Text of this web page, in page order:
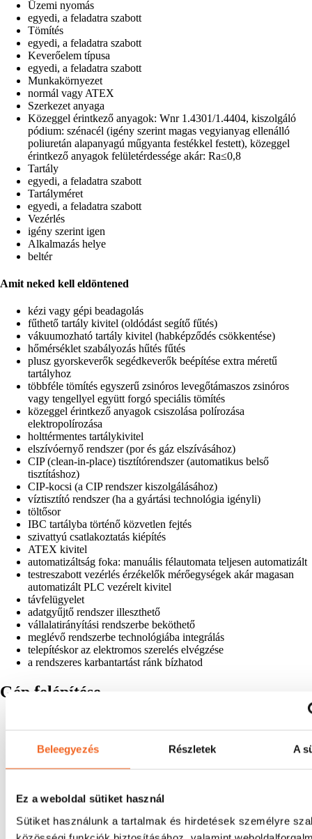
Beleegyezés Részletek A
Ez a weboldal sütiket használ
Sütiket használunk a tartalmak és hirdetések személyre
Üzemi nyomás
egyedi, a feladatra szabott
Tömítés
egyedi, a feladatra szabott
Keverőelem típusa
egyedi, a feladatra szabott
Munkakörnyezet
normál vagy ATEX
Szerkezet anyaga
Közeggel érintkező anyagok: Wnr 1.4301/1.4404, kiszolgáló
pódium: szénacél (igény szerint magas vegyianyag ellenálló
poliuretán alapanyagú műgyanta festékkel festett), közeggel
érintkező anyagok felületérdessége akár: Ra≤0,8
Tartály
egyedi, a feladatra szabott
Tartályméret
egyedi, a feladatra szabott
Vezérlés
igény szerint igen
Alkalmazás helye
beltér
Amit neked kell eldöntened
kézi vagy gépi beadagolás
fűthető tartály kivitel (oldódást segítő fűtés)
vákuumozható tartály kivitel (habképződés csökkentése)
hőmérséklet szabályozás hűtés fűtés
plusz gyorskeverők segédkeverők beépítése extra méretű
tartályhoz
többféle tömítés egyszerű zsinóros levegőtámaszos zsinóros
vagy tengellyel együtt forgó speciális tömítés
közeggel érintkező anyagok csiszolása polírozása
elektropolírozása
holttérmentes tartálykivitel
elszívóernyő rendszer (por és gáz elszívásához)
CIP (clean-in-place) tisztítórendszer (automatikus belső
tisztításhoz)
CIP-kocsi (a CIP rendszer kiszolgálásához)
víztisztító rendszer (ha a gyártási technológia igényli)
töltősor
IBC tartályba történő közvetlen fejtés
szivattyú csatlakoztatás kiépítés
ATEX kivitel
automatizáltság foka: manuális félautomata teljesen automatizált
testreszabott vezérlés érzékelők mérőegységek akár magasan
automatizált PLC vezérelt kivitel
távfelügyelet
adatgyűjtő rendszer illeszthető
vállalatirányítási rendszerbe beköthető
meglévő rendszerbe technológiába integrálás
telepítéskor az elektromos szerelés elvégzése
a rendszeres karbantartást ránk bízhatod
Gép felépítése
folyadékkeverő tartály
orka típusú keverőberendezés(ek)
hajtómű villanymotor frekvenciaváltó
alap biztonsági funkciók
csőhálózat rendszer
kezelő pódium